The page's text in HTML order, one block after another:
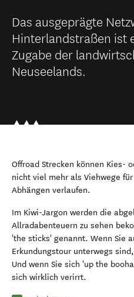
Das ausgeprägte
Hinterlandstraßen ist
Zugabe der
Neuseelands.
Offroad Strecken können Kies-
nicht viel mehr als Viehwege
Abhängen verlaufen.
Im Kiwi-Jargon werden die
Allradabenteuern zu sehen
'the sticks' genannt. Wenn Sie
Erkundungstour unterwegs
Und wenn Sie sich 'up the
sich wirklich verirrt.